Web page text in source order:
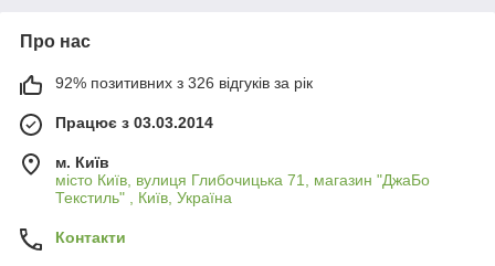
Про нас
92% позитивних з 326 відгуків за рік
Працює з 03.03.2014
м. Київ
місто Київ, вулиця Глибочицька 71, магазин "ДжаБо
Текстиль" , Київ, Україна
Контакти